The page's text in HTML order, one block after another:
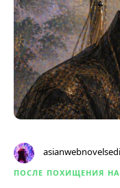
ПОСЛЕ ПОХИЩЕНИЯ